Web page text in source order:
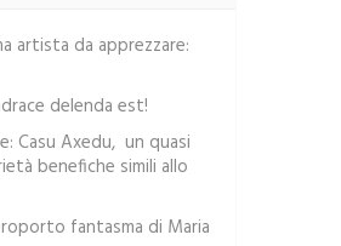
artista da apprezzare:
delenda est!
Casu Axedu, un quasi
benefiche simili allo
fantasma di Maria